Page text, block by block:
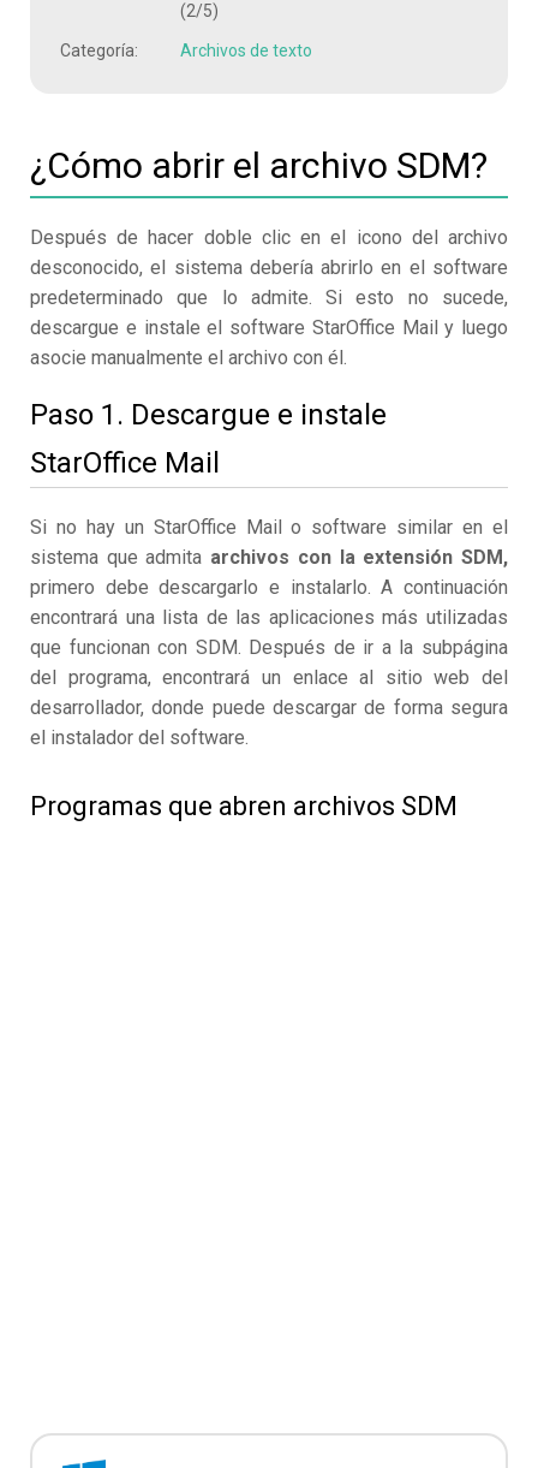
(2/5)
Categoría: Archivos de texto
¿Cómo abrir el archivo SDM?
Después de hacer doble clic en el icono del archivo
desconocido, el sistema debería abrirlo en el software
predeterminado que lo admite. Si esto no sucede,
descargue e instale el software StarOffice Mail y luego
asocie manualmente el archivo con él.
Paso 1. Descargue e instale
StarOffice Mail
Si no hay un StarOffice Mail o software similar en el
sistema que admita archivos con la extensión SDM,
primero debe descargarlo e instalarlo. A continuación
encontrará una lista de las aplicaciones más utilizadas
que funcionan con SDM. Después de ir a la subpágina
del programa, encontrará un enlace al sitio web del
desarrollador, donde puede descargar de forma segura
el instalador del software.
Programas que abren archivos SDM